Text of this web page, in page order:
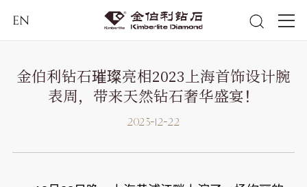
EN
金伯利钻石璀璨亮相2023上海首饰设计腕
表周，带来天然钻石奢华盛宴！
2023-12-22